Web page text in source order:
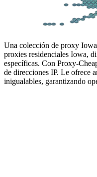
Una colección de proxy Iowa
proxies residenciales Iowa,
específicas. Con Proxy-
de direcciones IP. Le ofrece
inigualables, garantizando